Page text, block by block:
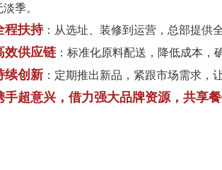
淡季。
程扶持：从选址、装修到运营，总部提供
效供应链 ：标准化原料配送，降低成本，
续创新 ：定期推出新品，紧跟市场需求，
手超意兴，借力强大品牌资源，共享